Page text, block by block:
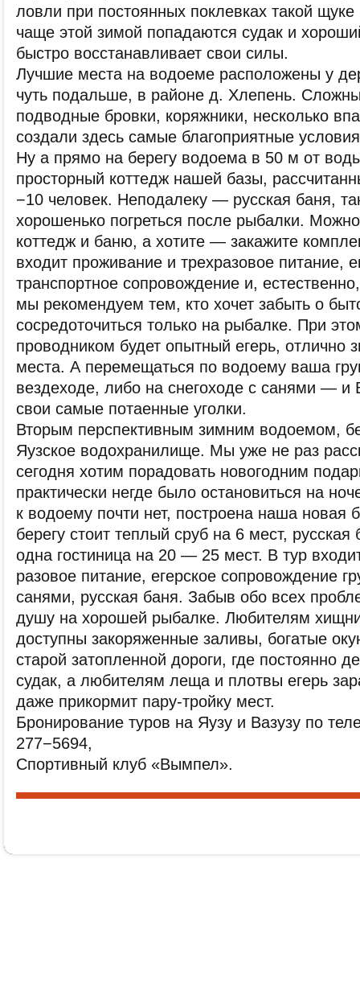
ловли при постоянных поклевках такой
чаще этой зимой попадаются судак и
быстро восстанавливает свои силы.
Лучшие места на водоеме расположены у
чуть подальше, в районе д. Хлепень.
подводные бровки, коряжники, несколько
создали здесь самые благоприятные
Ну а прямо на берегу водоема в 50 м от
просторный коттедж нашей базы,
−10 человек. Неподалеку — русская баня,
хорошенько погреться после рыбалки.
коттедж и баню, а хотите — закажите
входит проживание и трехразовое питание,
транспортное сопровождение и,
мы рекомендуем тем, кто хочет забыть о
сосредоточиться только на рыбалке. При
проводником будет опытный егерь, отлично
места. А перемещаться по водоему ваша
вездеходе, либо на снегоходе с санями — и
свои самые потаенные уголки.
Вторым перспективным зимним водоемом,
Яузское водохранилище. Мы уже не раз
сегодня хотим порадовать новогодним
практически негде было остановиться на
к водоему почти нет, построена наша новая
берегу стоит теплый сруб на 6 мест,
одна гостиница на 20 — 25 мест. В тур
разовое питание, егерское сопровождение
санями, русская баня. Забыв обо всех
душу на хорошей рыбалке. Любителям
доступны закоряженные заливы, богатые
старой затопленной дороги, где постоянно
судак, а любителям леща и плотвы егерь
даже прикормит пару-тройку мест.
Бронирование туров на Яузу и Вазузу по
277−5694,
Спортивный клуб «Вымпел».